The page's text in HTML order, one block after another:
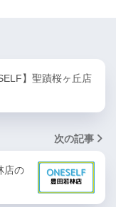
】聖蹟桜ヶ丘店
次の記事
店の